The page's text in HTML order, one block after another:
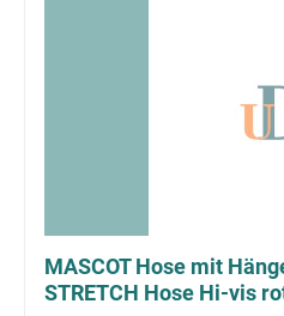
MASCOT Hose mit
STRETCH Hose Hi-vis